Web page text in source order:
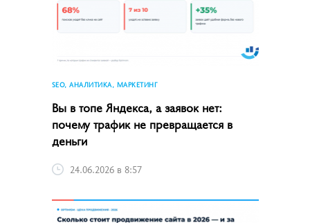
SEO, АНАЛИТИКА, МАРКЕТИНГ
Вы в топе Яндекса, а заявок нет:
почему трафик не превращается в
деньги
24.06.2026 в 8:57